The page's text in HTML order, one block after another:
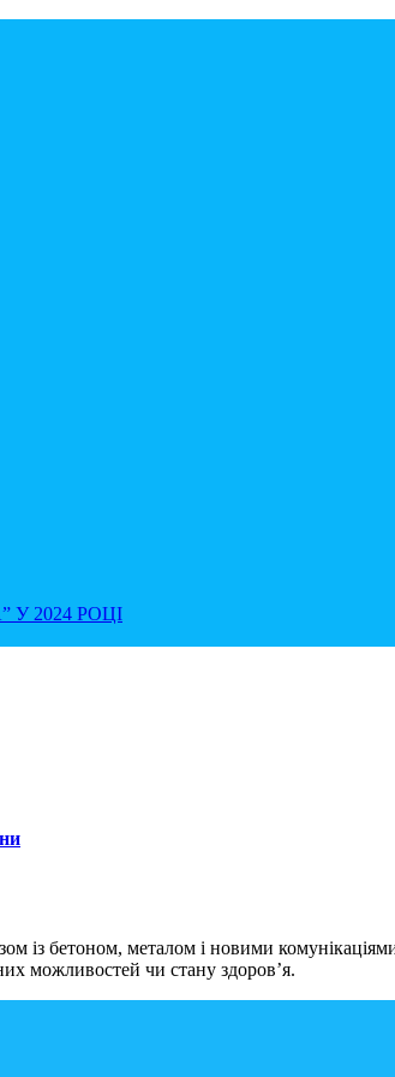
2024 РОЦІ
із бетоном, металом і новими
можливостей чи стану здоров’я.